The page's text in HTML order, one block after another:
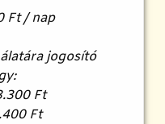
Ft / nap
jogosító
Ft
Ft